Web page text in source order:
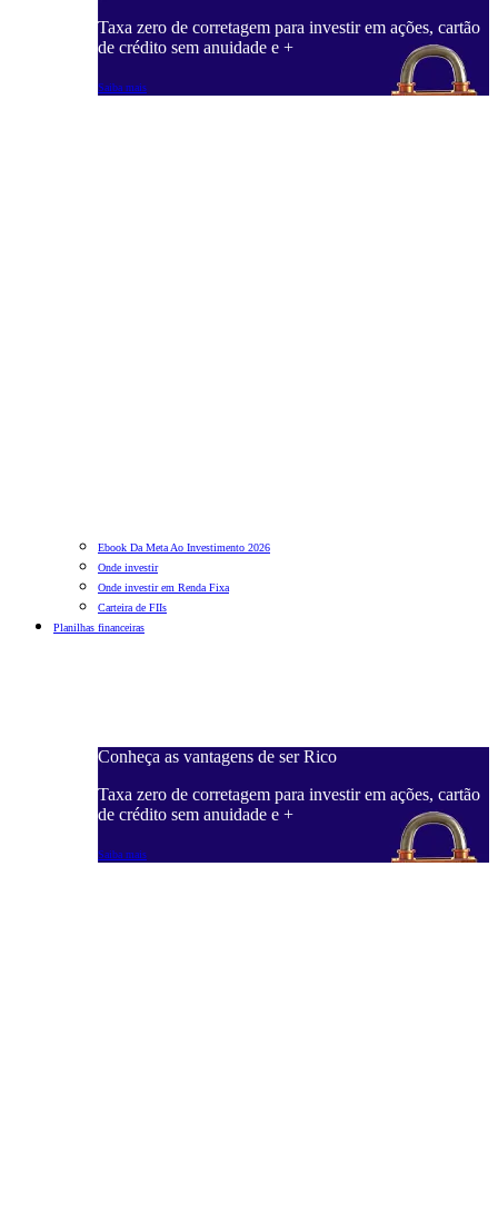
Taxa zero de corretagem para investir em ações, cartão
de crédito sem anuidade e +
Saiba mais
Ebook Da Meta Ao Investimento 2026
Onde investir
Onde investir em Renda Fixa
Carteira de FIIs
Planilhas financeiras
Conheça as vantagens de ser Rico
Taxa zero de corretagem para investir em ações, cartão
de crédito sem anuidade e +
Saiba mais